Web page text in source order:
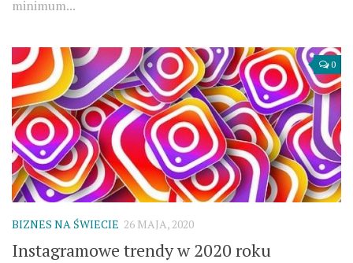
minimum...
0
BIZNES NA ŚWIECIE 26 MAJA, 2020
Instagramowe trendy w 2020 roku